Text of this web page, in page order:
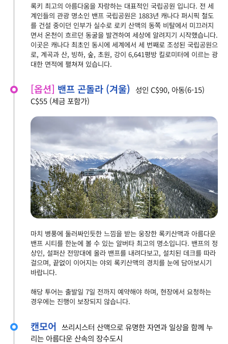
록키 최고의 아름다움을 자랑하는 대표적인 국립공원 입니다. 전 세
계인들의 관광 명소인 밴프 국립공원은 1883년 캐나다 퍼시픽 철도
를 건설 중이던 인부가 실수로 로키 산맥의 동쪽 비탈에서 미끄러지
면서 온천이 흐르던 동굴을 발견하여 세상에 알려지기 시작했습니다.
이곳은 캐나다 최초인 동시에 세계에서 세 번째로 조성된 국립공원으
로, 계곡과 산, 빙하, 숲, 초원, 강이 6,641평방 킬로미터에 이르는 광
대한 면적에 펼쳐져 있습니다.
[옵션] 밴프 곤돌라 (겨울) 성인 C$90, 아동(6-15)
C$55 (세금 포함가)
마치 병풍에 둘러싸인듯한 느낌을 받는 웅장한 록키산맥과 아름다운
밴프 시티를 한눈에 볼 수 있는 알버타 최고의 명소입니다. 밴프의 정
상인, 설퍼산 전망대에 올라 밴프를 내려다보고, 설치된 데크를 따라
걸으며, 끝없이 이어지는 야외 록키산맥의 경치를 눈에 담아보시기
바랍니다.
해당 투어는 출발일 7일 전까지 예약해야 하며, 현장에서 요청하는
경우에는 진행이 보장되지 않습니다.
캔모어 쓰리시스터 산맥으로 유명한 자연과 일상을 함께 누
리는 아름다운 산속의 장수도시